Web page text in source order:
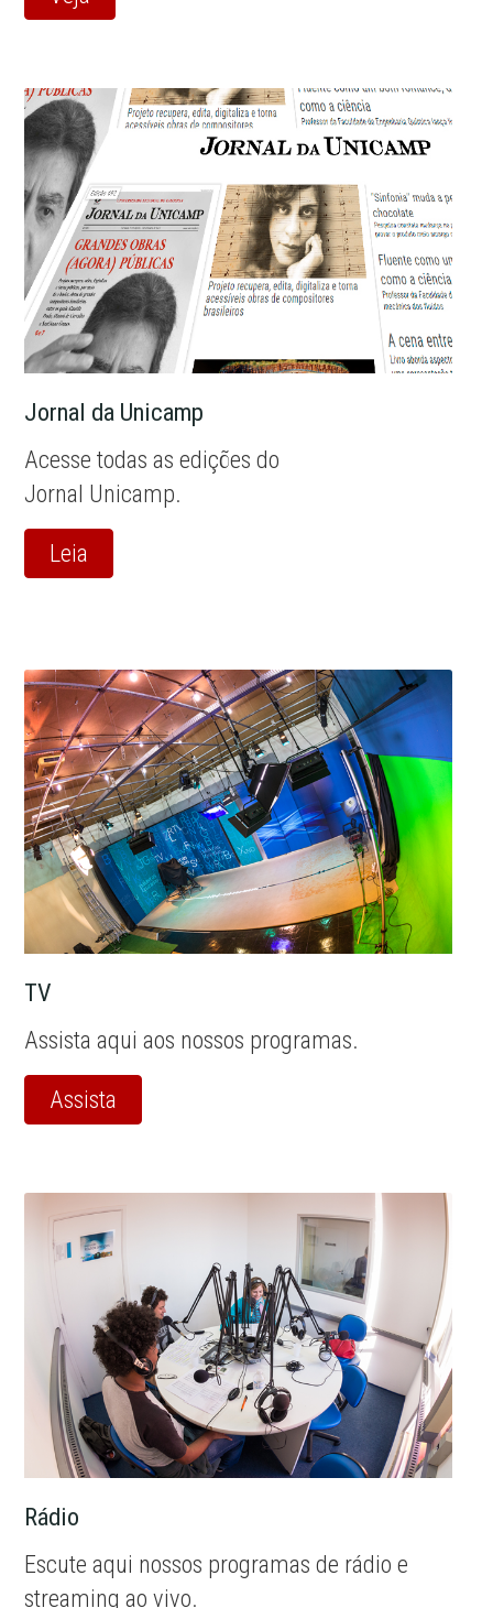
Jornal da Unicamp
Acesse todas as edições do
Jornal Unicamp.
Leia
TV
Assista aqui aos nossos programas.
Assista
Rádio
Escute aqui nossos programas de rádio e
streaming ao vivo.